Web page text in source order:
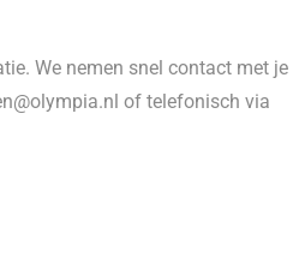
We nemen snel contact met je
of telefonisch via